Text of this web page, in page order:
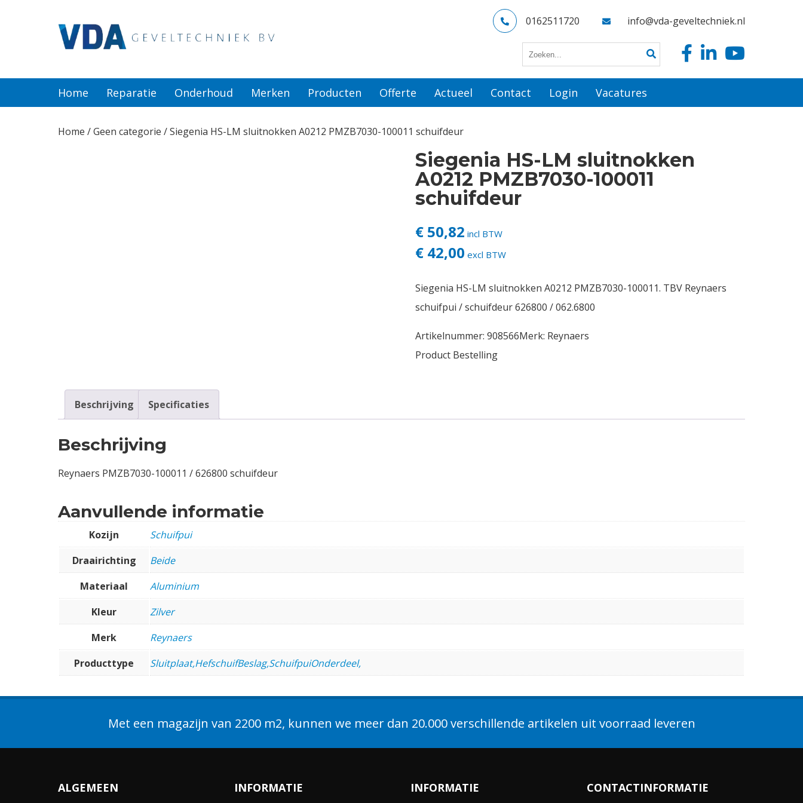
0162511720 info@vda-geveltechniek.nl
Home Reparatie Onderhoud Merken Producten Offerte Actueel Contact Login Vacatures
Home /Geen categorie / Siegenia HS-LM sluitnokken A0212 PMZB7030-100011 schuifdeur
Siegenia HS-LM sluitnokken
A0212 PMZB7030-100011
schuifdeur
€ 50,82 incl BTW
€ 42,00 excl BTW
Siegenia HS-LM sluitnokken A0212 PMZB7030-100011. TBV Reynaers
schuifpui / schuifdeur 626800 / 062.6800
Artikelnummer: 908566Merk: Reynaers
Product Bestelling
Beschrijving Specificaties
Beschrijving
Reynaers PMZB7030-100011 / 626800 schuifdeur
Aanvullende informatie
Kozijn
Schuifpui
Draairichting
Beide
Materiaal
Aluminium
Kleur
Zilver
Merk
Reynaers
Producttype
Sluitplaat,HefschuifBeslag,SchuifpuiOnderdeel,
Met een magazijn van 2200 m2, kunnen we meer dan 20.000 verschillende artikelen uit voorraad leveren
ALGEMEEN INFORMATIE INFORMATIE CONTACTINFORMATIE